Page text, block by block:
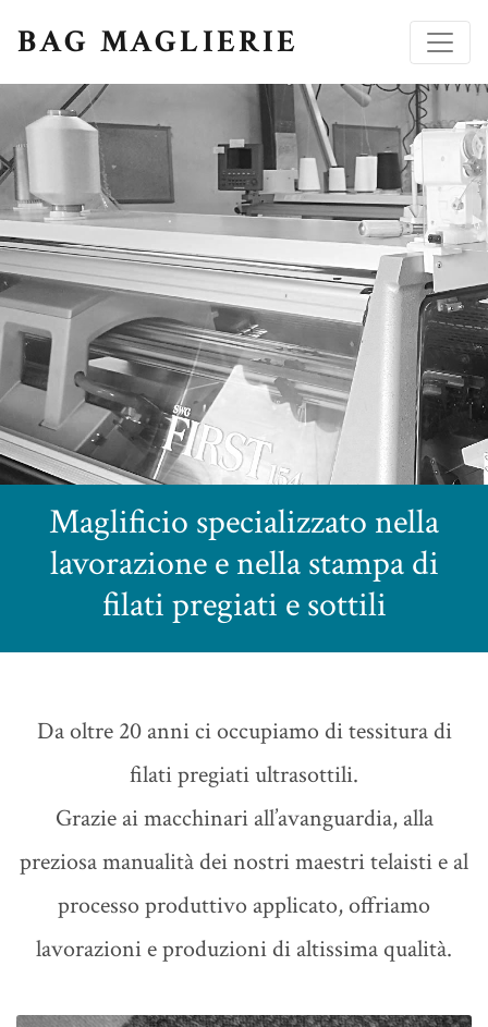
BAG MAGLIERIE
Maglificio specializzato nella
lavorazione e nella stampa di
filati pregiati e sottili
Da oltre 20 anni ci occupiamo di tessitura di
filati pregiati ultrasottili.
Grazie ai macchinari all’avanguardia, alla
preziosa manualità dei nostri maestri telaisti e al
processo produttivo applicato, offriamo
lavorazioni e produzioni di altissima qualità.